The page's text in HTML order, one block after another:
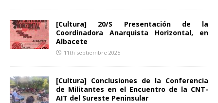
[Cultura] 20/S Presentación de la
Coordinadora Anarquista Horizontal, en
Albacete
11th septiembre 2025
[Cultura] Conclusiones de la Conferencia
de Militantes en el Encuentro de la CNT-
AIT del Sureste Peninsular